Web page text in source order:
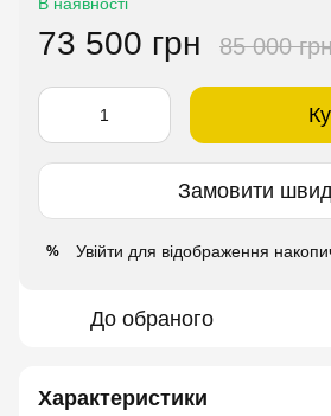
73 500 грн 85 000
Замовити
% Увійти для відображення
До обраного
Характеристики